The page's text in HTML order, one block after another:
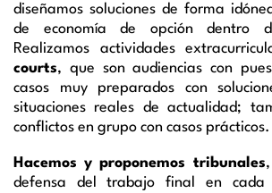
diseñamos soluciones de forma
de economía de opción dentro
Realizamos actividades
courts, que son audiencias con
casos muy preparados con
situaciones reales de actualidad;
conflictos en grupo con casos prácticos.
Hacemos y proponemos tribunales
defensa del trabajo final en cada